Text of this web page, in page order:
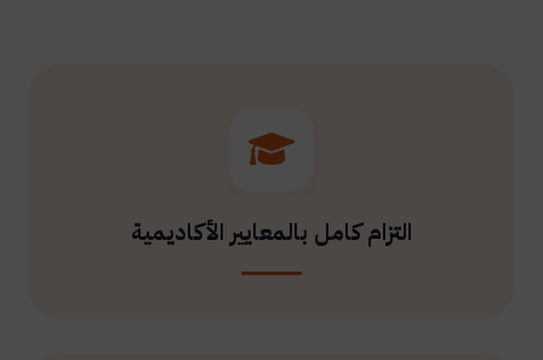
التزام كامل بالمعايير الأكاديمية